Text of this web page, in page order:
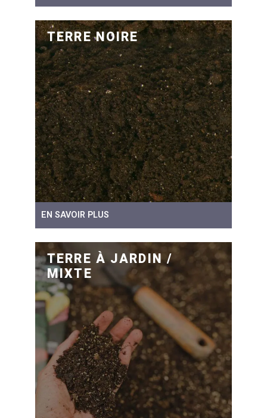
TERRE NOIRE
EN SAVOIR PLUS
TERRE À JARDIN /
MIXTE